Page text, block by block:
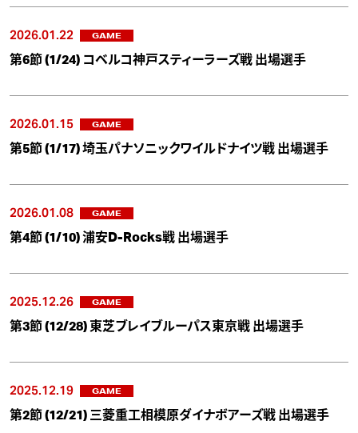
2026.01.22 GAME
第6節 (1/24) コベルコ神戸スティーラーズ戦 出場選手
2026.01.15 GAME
第5節 (1/17) 埼玉パナソニックワイルドナイツ戦 出場選手
2026.01.08 GAME
第4節 (1/10) 浦安D-Rocks戦 出場選手
2025.12.26 GAME
第3節 (12/28) 東芝ブレイブルーパス東京戦 出場選手
2025.12.19 GAME
第2節 (12/21) 三菱重工相模原ダイナボアーズ戦 出場選手